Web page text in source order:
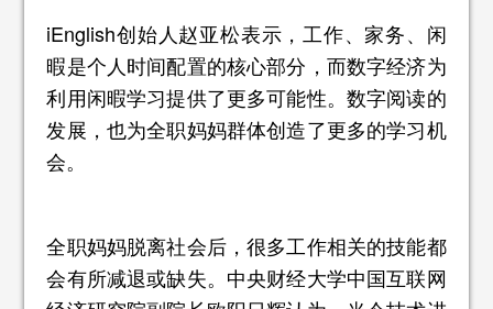
iEnglish创始人赵亚松表示，工作、家务、闲
暇是个人时间配置的核心部分，而数字经济为
利用闲暇学习提供了更多可能性。数字阅读的
发展，也为全职妈妈群体创造了更多的学习机
会。
全职妈妈脱离社会后，很多工作相关的技能都
会有所减退或缺失。中央财经大学中国互联网